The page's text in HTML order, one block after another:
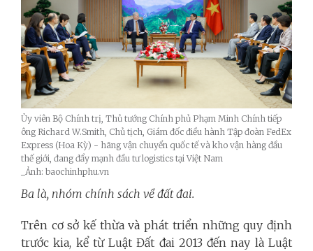
Ủy viên Bộ Chính trị, Thủ tướng Chính phủ Phạm Minh Chính tiếp
ông Richard W.Smith, Chủ tịch, Giám đốc điều hành Tập đoàn FedEx
Express (Hoa Kỳ) - hãng vận chuyển quốc tế và kho vận hàng đầu
thế giới, đang đẩy mạnh đầu tư logistics tại Việt Nam
Ảnh: baochinhphu.vn
Ba là, nhóm chính sách về đất đai.
Trên cơ sở kế thừa và phát triển những quy định
trước kia, kể từ Luật Đất đai 2013 đến nay là Luật